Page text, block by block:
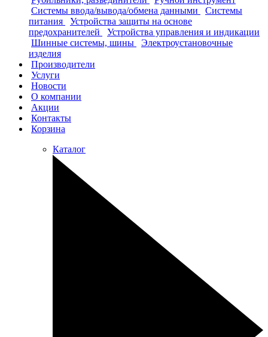
Системы ввода/вывода/обмена данными
Системы
питания
Устройства защиты на основе
предохранителей
Устройства управления и индикации
Шинные системы, шины
Электроустановочные
изделия
Производители
Услуги
Новости
О компании
Акции
Контакты
Корзина
Каталог